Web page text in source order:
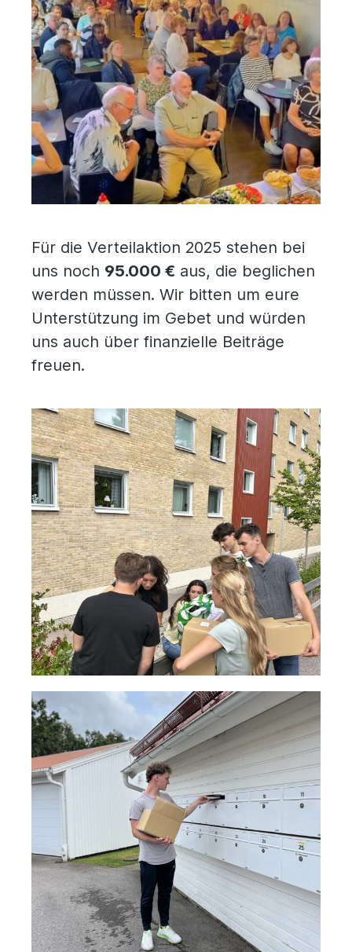
Für die Verteilaktion 2025 stehen bei
uns noch 95.000 € aus, die beglichen
werden müssen. Wir bitten um eure
Unterstützung im Gebet und würden
uns auch über finanzielle Beiträge
freuen.